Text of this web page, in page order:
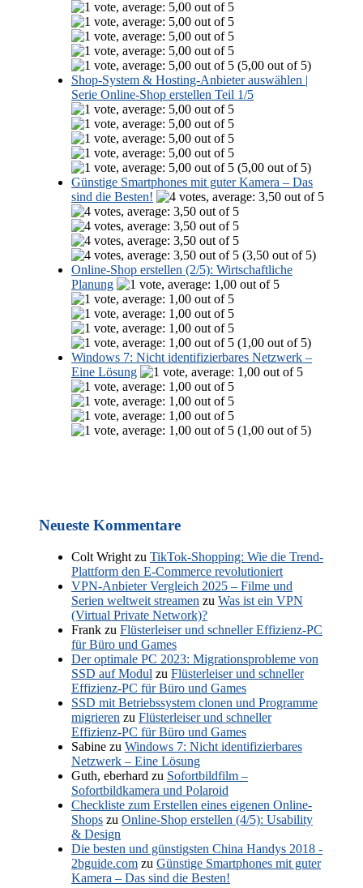
(5,00 out of 5)
Shop-System & Hosting-Anbieter auswählen |
Serie Online-Shop erstellen Teil 1/5
(5,00 out of 5)
Günstige Smartphones mit guter Kamera – Das
sind die Besten!
(3,50 out of 5)
Online-Shop erstellen (2/5): Wirtschaftliche
Planung
(1,00 out of 5)
Windows 7: Nicht identifizierbares Netzwerk –
Eine Lösung
(1,00 out of 5)
Neueste Kommentare
Colt Wright zu TikTok-Shopping: Wie die Trend-
Plattform den E-Commerce revolutioniert
VPN-Anbieter Vergleich 2025 – Filme und
Serien weltweit streamen zu Was ist ein VPN
(Virtual Private Network)?
Frank zu Flüsterleiser und schneller Effizienz-PC
für Büro und Games
Der optimale PC 2023: Migrationsprobleme von
SSD auf Modul zu Flüsterleiser und schneller
Effizienz-PC für Büro und Games
SSD mit Betriebssystem clonen und Programme
migrieren zu Flüsterleiser und schneller
Effizienz-PC für Büro und Games
Sabine zu Windows 7: Nicht identifizierbares
Netzwerk – Eine Lösung
Guth, eberhard zu Sofortbildfilm –
Sofortbildkamera und Polaroid
Checkliste zum Erstellen eines eigenen Online-
Shops zu Online-Shop erstellen (4/5): Usability
& Design
Die besten und günstigsten China Handys 2018 -
2bguide.com zu Günstige Smartphones mit guter
Kamera – Das sind die Besten!